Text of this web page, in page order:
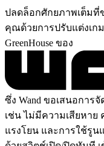
ปลดล็อกศักยภาพเต็มที่
คุณด้วยการปรับแต่งเก
GreenHouse ของ
ซึ่ง Wand ขอเสนอการ
เช่น ไม่มีความเสียหาย
แรงโยน และการใช้รู